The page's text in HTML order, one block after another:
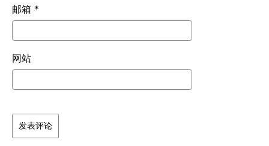
邮箱 *
网站